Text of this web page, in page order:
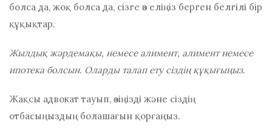
болса да, жоқ болса да, сізге өз еліңіз берген белгілі бір
құқықтар.
Жылдық жәрдемақы, немесе алимент, алимент немесе
ипотека болсын. Оларды талап ету сіздің құқығыңыз.
Жақсы адвокат тауып, өзіңізді және сіздің
отбасыңыздың болашағын қорғаңыз.